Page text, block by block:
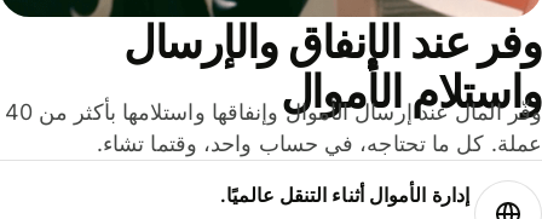
عند الإنفاق والإرسال
الأموال
وفّر المال عند إرسال الأموال وإنفاقها واستلامها بأكثر من 40
كل ما تحتاجه، في حساب واحد، وقتما تشاء.
إدارة الأموال أثناء التنقل عالميًا.